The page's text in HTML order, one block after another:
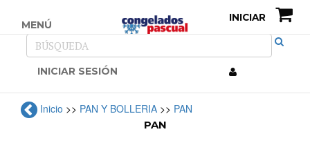
MENÚ
INICIAR
INICIAR SESIÓN
Inicio >> PAN Y BOLLERIA >> PAN
PAN